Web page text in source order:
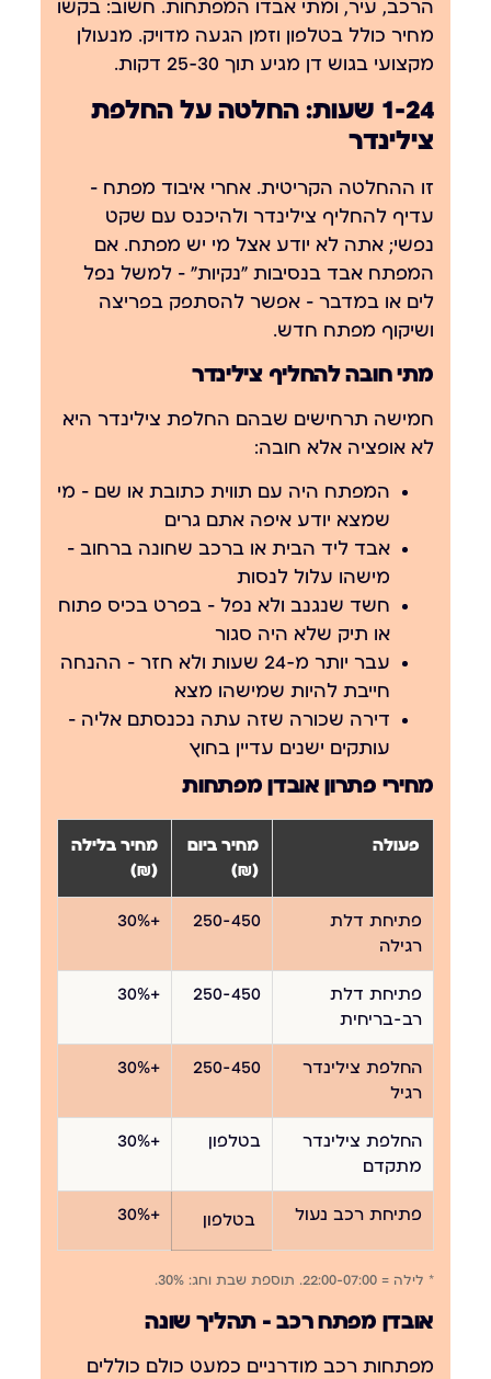
הרכב, עיר, ומתי אבדו המפתחות. חשוב: בקשו
מחיר כולל בטלפון וזמן הגעה מדויק. מנעולן
מקצועי בגוש דן מגיע תוך 25-30 דקות.
1-24 שעות: החלטה על החלפת
צילינדר
זו ההחלטה הקריטית. אחרי איבוד מפתח —
עדיף להחליף צילינדר ולהיכנס עם שקט
נפשי; אתה לא יודע אצל מי יש מפתח. אם
המפתח אבד בנסיבות "נקיות" — למשל נפל
לים או במדבר — אפשר להסתפק בפריצה
ושיקוף מפתח חדש.
מתי חובה להחליף צילינדר
חמישה תרחישים שבהם החלפת צילינדר היא
לא אופציה אלא חובה:
המפתח היה עם תווית כתובת או שם — מי
שמצא יודע איפה אתם גרים
אבד ליד הבית או ברכב שחונה ברחוב —
מישהו עלול לנסות
חשד שנגנב ולא נפל— בפרט בכיס פתוח
או תיק שלא היה סגור
עבר יותר מ-24 שעות ולא חזר
— ההנחה
חייבת להיות שמישהו מצא
דירה שכורה שזה עתה נכנסתם אליה —
עותקים ישנים עדיין בחוץ
מחירי פתרון אובדן מפתחות
פעולה
מחיר ביום
(₪)
מחיר בלילה
(₪)
פתיחת דלת
רגילה
250-450
+30%
פתיחת דלת
רב-בריחית
250-450
+30%
החלפת צילינדר
רגיל
250-450
+30%
החלפת צילינדר
מתקדם
בטלפון +30%
פתיחת רכב נעול בטלפון +30%
* לילה = 22:00-07:00. תוספת שבת וחג: 30%.
אובדן מפתח רכב — תהליך שונה
מפתחות רכב מודרניים כמעט כולם כוללים